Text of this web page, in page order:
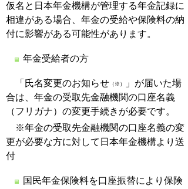
仮名と日本年金機構が管理する年金記録に
相違がある場合、年金の受給や保険料の納
付に影響がある可能性があります。
年金受給者の方
「氏名変更のお知らせ （※）
」が届いた場
合は、年金の受取先金融機関の口座名義
（フリガナ）の変更手続きが必要です。
※年金の受取先金融機関の口座名義の変
更が必要な方に対して日本年金機構より送
付
国民年金保険料を口座振替により保険